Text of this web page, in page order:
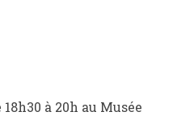
à 20h au Musée